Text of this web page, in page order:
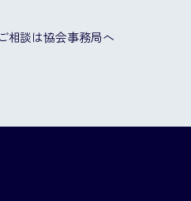
相談は協会事務局へ